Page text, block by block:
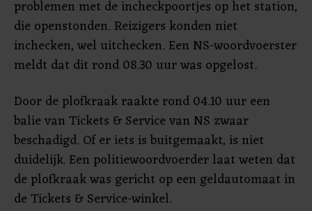
problemen met de incheckpoortjes op het station,
die openstonden. Reizigers konden niet
inchecken, wel uitchecken. Een NS-woordvoerster
meldt dat dit rond 08.30 uur was opgelost.
Door de plofkraak raakte rond 04.10 uur een
balie van Tickets & Service van NS zwaar
beschadigd. Of er iets is buitgemaakt, is niet
duidelijk. Een politiewoordvoerder laat weten dat
de plofkraak was gericht op een geldautomaat in
de Tickets & Service-winkel.